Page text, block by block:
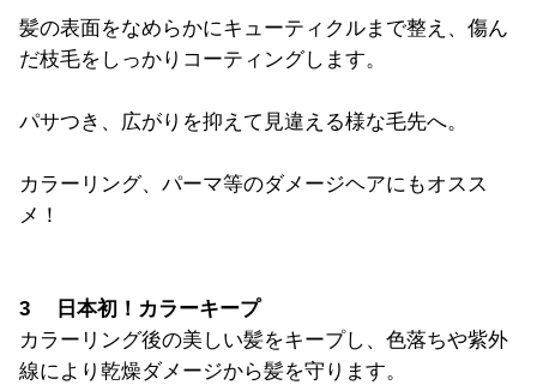
髪の表面をなめらかにキューティクルまで整え、傷ん
だ枝毛をしっかりコーティングします。
パサつき、広がりを抑えて見違える様な毛先へ。
カラーリング、パーマ等のダメージヘアにもオスス
メ！
3 日本初！カラーキープ
カラーリング後の美しい髪をキープし、色落ちや紫外
線により乾燥ダメージから髪を守ります。